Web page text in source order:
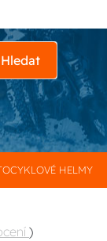
Hledat
HELMY
)